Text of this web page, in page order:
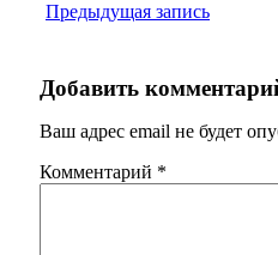
Предыдущая запись
Добавить
Ваш адрес email не будет
Комментарий *